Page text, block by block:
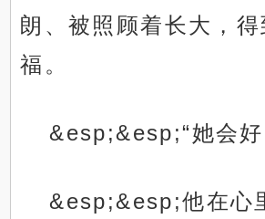
朗、被照顾着长大，
福。
&esp;&esp;“她会好
&esp;&esp;他在心